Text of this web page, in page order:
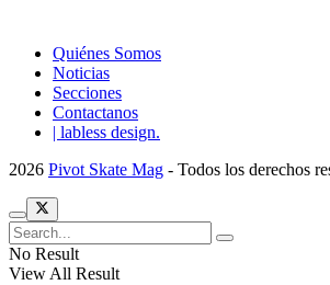
Quiénes Somos
Noticias
Secciones
Contactanos
| labless design.
2026 Pivot Skate Mag - Todos los derechos
No Result
View All Result